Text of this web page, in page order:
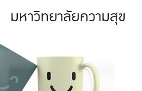
มหาวิทยาลัย
มหาวิทยาลัยความสุข